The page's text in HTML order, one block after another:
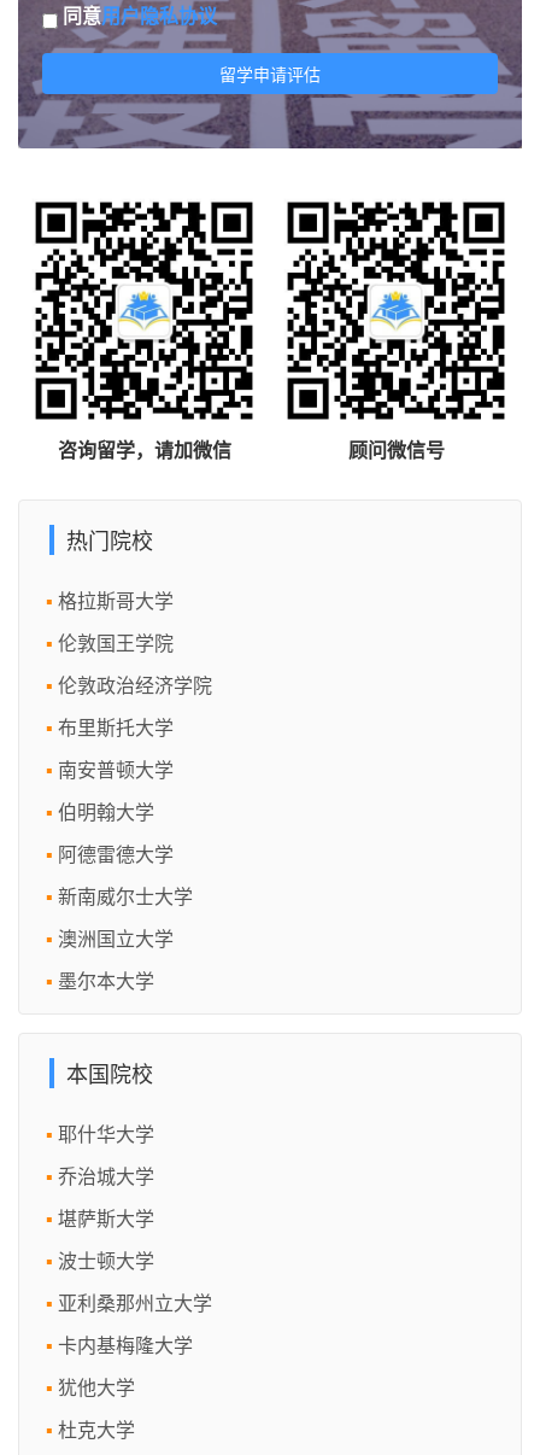
同意用户隐私协议
留学申请评估
咨询留学，请加微信 顾问微信号
热门院校
格拉斯哥大学
伦敦国王学院
伦敦政治经济学院
布里斯托大学
南安普顿大学
伯明翰大学
阿德雷德大学
新南威尔士大学
澳洲国立大学
墨尔本大学
本国院校
耶什华大学
乔治城大学
堪萨斯大学
波士顿大学
亚利桑那州立大学
卡内基梅隆大学
犹他大学
杜克大学